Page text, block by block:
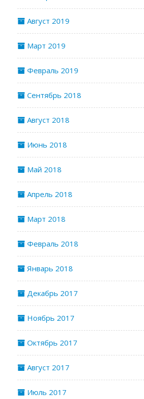
Август 2019
Март 2019
Февраль 2019
Сентябрь 2018
Август 2018
Июнь 2018
Май 2018
Апрель 2018
Март 2018
Февраль 2018
Январь 2018
Декабрь 2017
Ноябрь 2017
Октябрь 2017
Август 2017
Июль 2017